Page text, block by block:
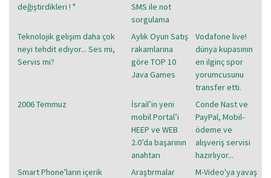
değiştirdikleri ! "
SMS ile not
sorgulama
Teknolojik gelişim daha çok
neyi tehdit ediyor... Ses mi,
Servis mi?
Aylık Oyun Satış
rakamlarına
göre TOP 10
Java Games
Vodafone live!
dünya kupasının
en ilginç spor
yorumcusunu
transfer etti.
2006 Temmuz
İsrail’in yeni
mobil Portal’i
HEEP ve WEB
2.0’da başarının
anahtarı
Conde Nast ve
PayPal, Mobil-
ödeme ve
alışveriş servisi
hazırlıyor...
Smart Phone'ların içerik
Araştırmalar
M-Video'ya yavaş